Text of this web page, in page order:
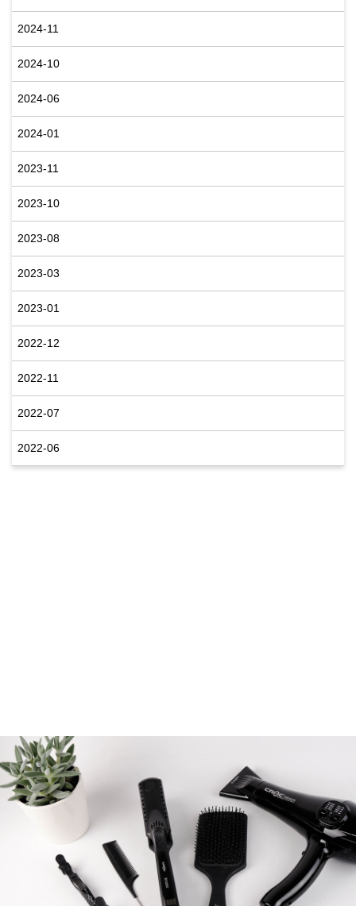
2024-11
2024-10
2024-06
2024-01
2023-11
2023-10
2023-08
2023-03
2023-01
2022-12
2022-11
2022-07
2022-06